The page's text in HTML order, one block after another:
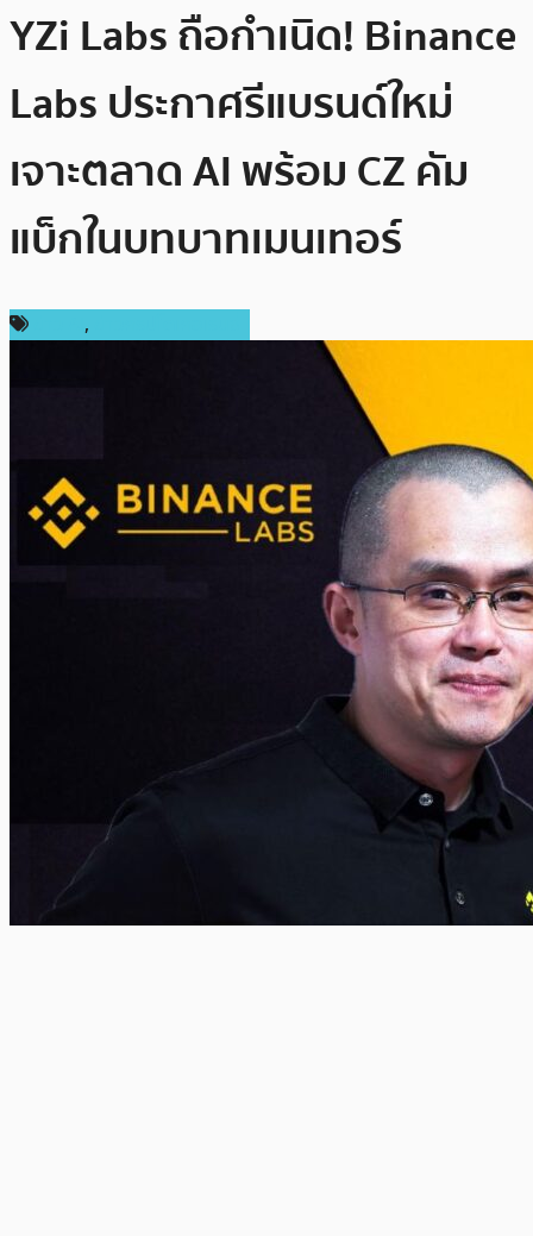
YZi Labs ถือกำเนิด! Binance
Labs ประกาศรีแบรนด์ใหม่
เจาะตลาด AI พร้อม CZ คัม
แบ็กในบทบาทเมนเทอร์
,